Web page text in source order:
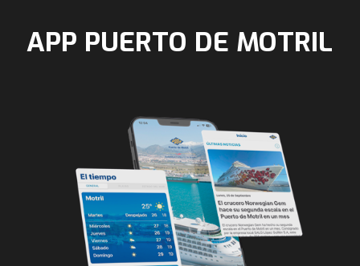
APP PUERTO DE MOTRIL